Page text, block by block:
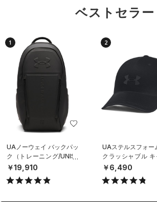
ベストセラー
1
UAノーウェイ バックパッ
ク（トレーニング/UNISE
X）
￥19,910
2
UAステルスフォー
クラッシャブル キ
（ライフスタイル/
￥6,490